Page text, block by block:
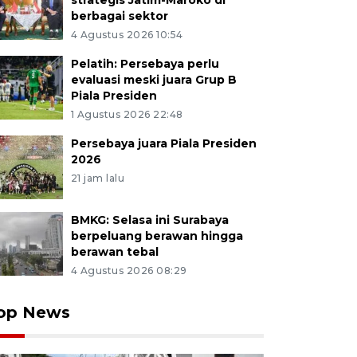
berbagai sektor
4 Agustus 2026 10:54
Pelatih: Persebaya perlu
evaluasi meski juara Grup B
Piala Presiden
1 Agustus 2026 22:48
Persebaya juara Piala Presiden
2026
21 jam lalu
BMKG: Selasa ini Surabaya
berpeluang berawan hingga
berawan tebal
4 Agustus 2026 08:29
News